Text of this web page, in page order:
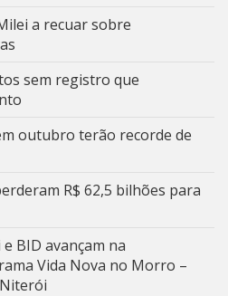
a recuar sobre
sem registro que
outubro terão recorde de
R$ 62,5 bilhões para
BID avançam na
Vida Nova no Morro –